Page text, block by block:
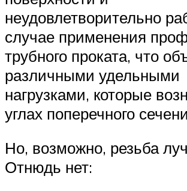
неудовлетворительно
случае применения
трубного проката, что
различными удельными
нагрузками, которые
углах поперечного
Но, возможно, резьба
Отнюдь нет: